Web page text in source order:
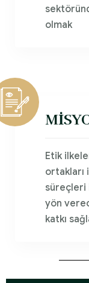
olmak
Etik
ortakları
süreçleri
yön
katkı